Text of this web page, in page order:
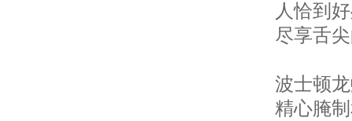
人恰到
尽享舌
波士顿
精心腌